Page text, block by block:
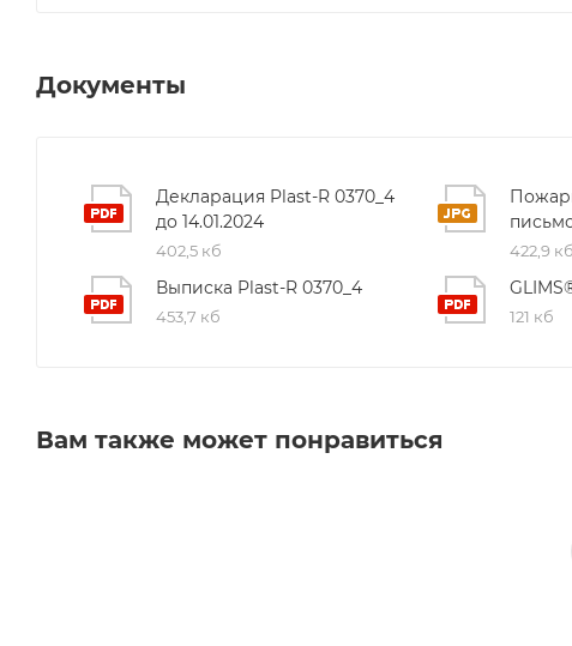
Документы
Декларация Plast-R 0370_4
до 14.01.2024
402,5 кб 422,9 кб
Выписка Plast-R 0370_4
453,7 кб 121 кб
Вам также может понравиться